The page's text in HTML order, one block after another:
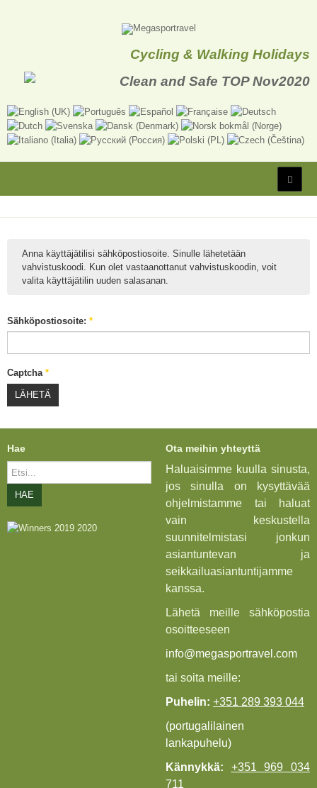
Cycling & Walking Holidays
Anna käyttäjätilisi sähköpostiosoite. Sinulle lähetetään
vahvistuskoodi. Kun olet vastaanottanut vahvistuskoodin, voit
valita käyttäjätilin uuden salasanan.
Sähköpostiosoite: *
Captcha*
LÄHETÄ
Hae
Etsi...
HAE
Ota meihin yhteyttä
Haluaisimme kuulla sinusta,
jos sinulla on kysyttävää
ohjelmistamme tai haluat
vain keskustella
suunnitelmistasi jonkun
asiantuntevan ja
seikkailuasiantuntijamme
kanssa.
Lähetä meille sähköpostia
osoitteeseen
info@megasportravel.com
tai soita meille:
Puhelin: +351 289 393 044
(portugalilainen
lankapuhelu)
Kännykkä:
+351 969 034
711